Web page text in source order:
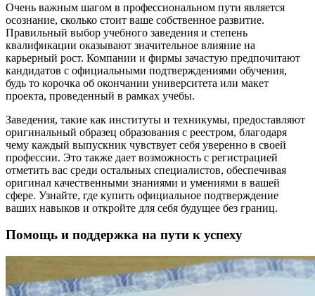
Очень важным шагом в профессиональном пути является
осознание, сколько стоит ваше собственное развитие.
Правильный выбор учебного заведения и степень
квалификации оказывают значительное влияние на
карьерный рост. Компании и фирмы зачастую предпочитают
кандидатов с официальными подтверждениями обучения,
будь то корочка об окончании университета или макет
проекта, проведенный в рамках учебы.
Заведения, такие как институты и техникумы, предоставляют
оригинальный образец образования с реестром, благодаря
чему каждый выпускник чувствует себя уверенно в своей
профессии. Это также дает возможность с регистрацией
отметить вас среди остальных специалистов, обеспечивая
оригинал качественными знаниями и умениями в вашей
сфере. Узнайте, где купить официальное подтверждение
ваших навыков и откройте для себя будущее без границ.
Помощь и поддержка на пути к успеху